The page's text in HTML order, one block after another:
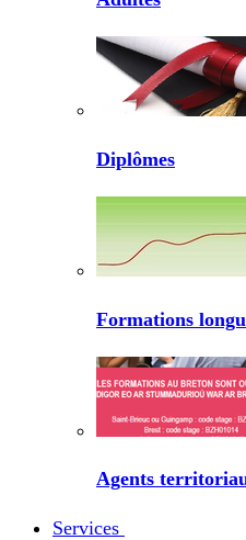
Diplômes
Formations
Agents
Services